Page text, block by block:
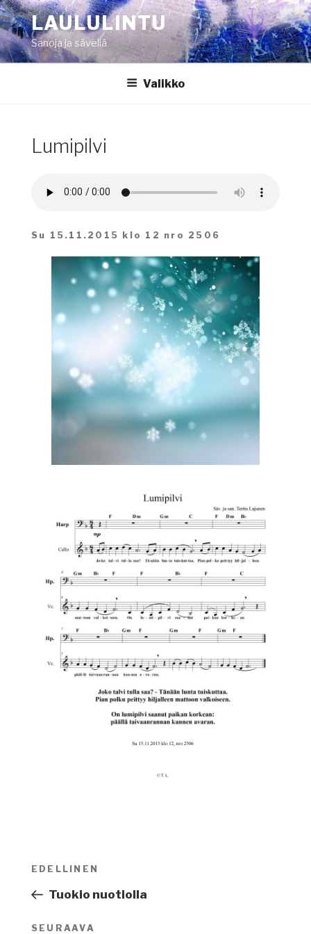
Siirry
sisältöönLAULULINTU
Sanoja ja säveliä
Valikko
Lumipilvi
Su 15.11.2015 klo 12 nro 2506
Artikkelien
Edellinen
artikkeli
EDELLINEN
Tuokio nuotiolla
SEURAAVA